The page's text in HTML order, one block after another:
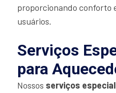
proporcionando conforto
usuários.
Serviços
para
Nossos serviços